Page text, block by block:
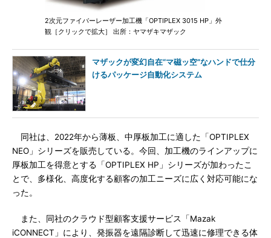
2次元ファイバーレーザー加工機「OPTIPLEX 3015 HP」外
観［クリックで拡大］ 出所：ヤマザキマザック
マザックが変幻自在“マ磁ッ空”なハンドで仕分
けるパッケージ自動化システム
同社は、2022年から薄板、中厚板加工に適した「OPTIPLEX
NEO」シリーズを販売している。今回、加工機のラインアップに
厚板加工を得意とする「OPTIPLEX HP」シリーズが加わったこ
とで、多様化、高度化する顧客の加工ニーズに広く対応可能にな
った。
また、同社のクラウド型顧客支援サービス「Mazak
iCONNECT」により、発振器を遠隔診断して迅速に修理できる体